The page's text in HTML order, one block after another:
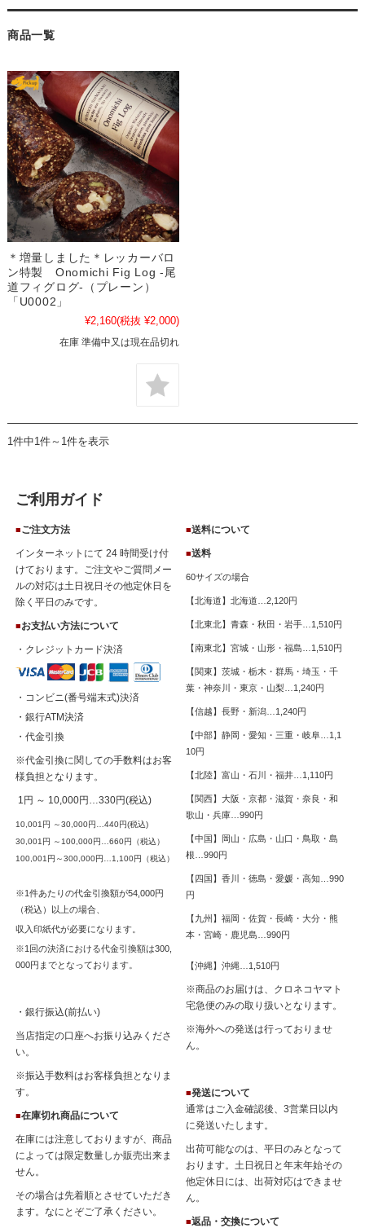
商品一覧
＊増量しました＊レッカーバロ
ン特製 Onomichi Fig Log -尾
道フィグログ-（プレーン）
「U0002」
¥2,160(税抜 ¥2,000)
在庫 準備中又は現在品切れ
1件中1件～1件を表示
ご利用ガイド
■ご注文方法
インターネットにて 24 時間受け付
けております。ご注文やご質問メー
ルの対応は土日祝日その他定休日を
除く平日のみです。
■お支払い方法について
・クレジットカード決済
・コンビニ(番号端末式)決済
・銀行ATM決済
・代金引換
※代金引換に関しての手数料はお客
様負担となります。
1円 ～ 10,000円…330円(税込)
10,001円 ～30,000円…440円(税込)
30,001円 ～100,000円…660円（税込）
100,001円～300,000円…1,100円（税込）
※1件あたりの代金引換額が54,000円
（税込）以上の場合、
収入印紙代が必要になります。
※1回の決済における代金引換額は300,
000円までとなっております。
・銀行振込(前払い)
当店指定の口座へお振り込みくださ
い。
※振込手数料はお客様負担となりま
す。
■在庫切れ商品について
在庫には注意しておりますが、商品
によっては限定数量しか販売出来ま
せん。
その場合は先着順とさせていただき
ます。なにとぞご了承ください。
■送料について
■送料
60サイズの場合
【北海道】北海道…2,120円
【北東北】青森・秋田・岩手…1,510円
【南東北】宮城・山形・福島…1,510円
【関東】茨城・栃木・群馬・埼玉・千
葉・神奈川・東京・山梨…1,240円
【信越】長野・新潟…1,240円
【中部】静岡・愛知・三重・岐阜…1,1
10円
【北陸】富山・石川・福井…1,110円
【関西】大阪・京都・滋賀・奈良・和
歌山・兵庫…990円
【中国】岡山・広島・山口・鳥取・島
根…990円
【四国】香川・徳島・愛媛・高知…990
円
【九州】福岡・佐賀・長崎・大分・熊
本・宮崎・鹿児島…990円
【沖縄】沖縄…1,510円
※商品のお届けは、クロネコヤマト
宅急便のみの取り扱いとなります。
※海外への発送は行っておりませ
ん。
■発送について
通常はご入金確認後、3営業日以内
に発送いたします。
出荷可能なのは、平日のみとなって
おります。土日祝日と年末年始その
他定休日には、出荷対応はできませ
ん。
■返品・交換について